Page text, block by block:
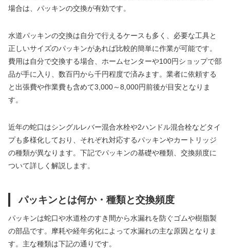
場合は、パッキンの交換が有効です。
水道パッキンの交換は自分で行えるケースも多く、必要な工具と
正しいサイズのパッキンがあれば比較的簡単に作業が可能です。
費用は自分で交換する場合、ホームセンターや100円ショップで部
品が手に入り、数百円から千円程度で済みます。業者に依頼する
と出張費や作業費も含めて3,000～8,000円前後が目安となりま
す。
近年の蛇口はシングルレバー混合水栓や2ハンドル混合栓などタイ
プも多様化しており、それぞれ対応するパッキンやカートリッジ
の種類が異なります。下記でパッキンの基礎や種類、交換頻度に
ついて詳しく解説します。
パッキンとは何か・種類と交換頻度
パッキンは蛇口や水道栓のすき間から水漏れを防ぐゴムや樹脂製
の部品です。摩耗や経年劣化によって水漏れの主な原因となりま
す。主な種類は下記の通りです。